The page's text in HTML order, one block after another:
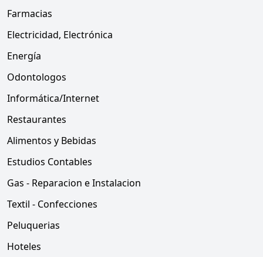
Farmacias
Electricidad, Electrónica
Energía
Odontologos
Informática/Internet
Restaurantes
Alimentos y Bebidas
Estudios Contables
Gas - Reparacion e Instalacion
Textil - Confecciones
Peluquerias
Hoteles